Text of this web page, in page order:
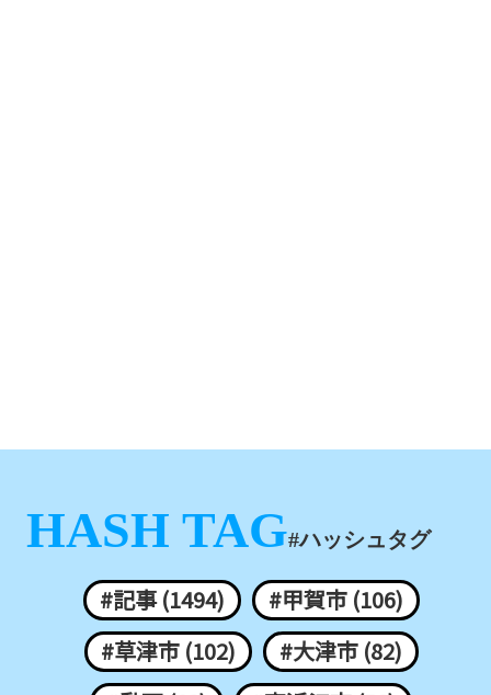
HASH TAG#ハッシュタグ
#記事 (1494)
#甲賀市 (106)
#草津市 (102)
#大津市 (82)